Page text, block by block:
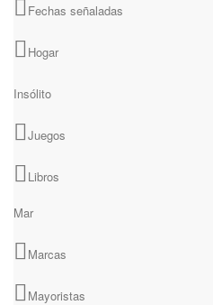
Fechas señaladas
Hogar
Insólito
Juegos
Libros
Mar
Marcas
Mayoristas